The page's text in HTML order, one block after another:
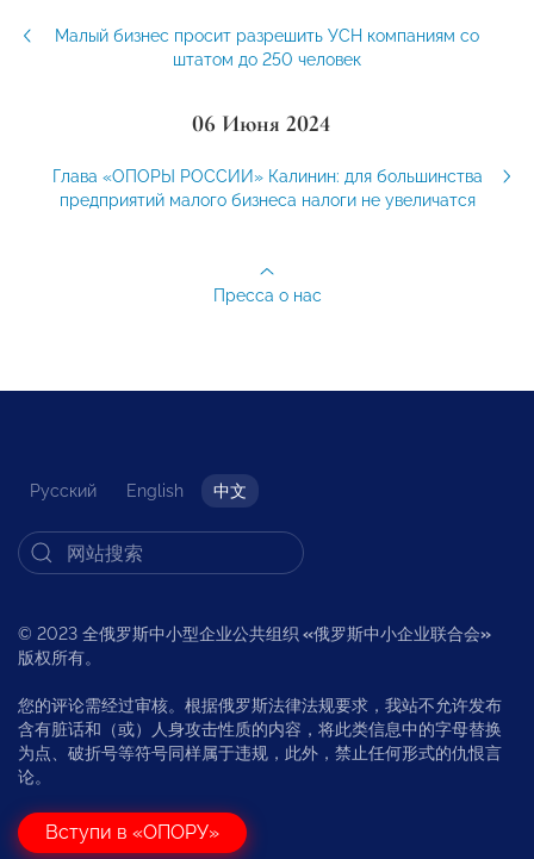
Малый бизнес просит разрешить УСН компаниям со
штатом до 250 человек
06 Июня 2024
Глава «ОПОРЫ РОССИИ» Калинин: для большинства
предприятий малого бизнеса налоги не увеличатся
Пресса о нас
Русский English 中文
© 2023 全俄罗斯中小型企业公共组织 «俄罗斯中小企业联合会»
版权所有。
您的评论需经过审核。根据俄罗斯法律法规要求，我站不允许发布
含有脏话和（或）人身攻击性质的内容，将此类信息中的字母替换
为点、破折号等符号同样属于违规，此外，禁止任何形式的仇恨言
论。
Вступи в «ОПОРУ»